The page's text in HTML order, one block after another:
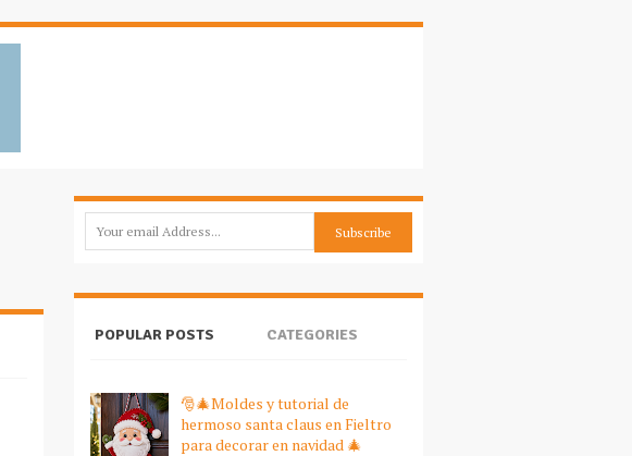
POPULAR POSTS CATEGORIES
🎅🎄Moldes y tutorial de
hermoso santa claus en Fieltro
para decorar en navidad 🎄